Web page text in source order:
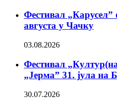
Фестивал „Карусел”
августа у Чачку
03.08.2026
Фестивал
„Јерма” 31. јула на
30.07.2026